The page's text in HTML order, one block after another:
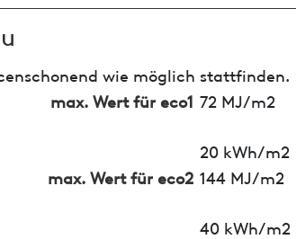
wie möglich stattfinden.
max. Wert für eco1 72 MJ/m2
20 kWh/m2
max. Wert für eco2 144 MJ/m2
40 kWh/m2